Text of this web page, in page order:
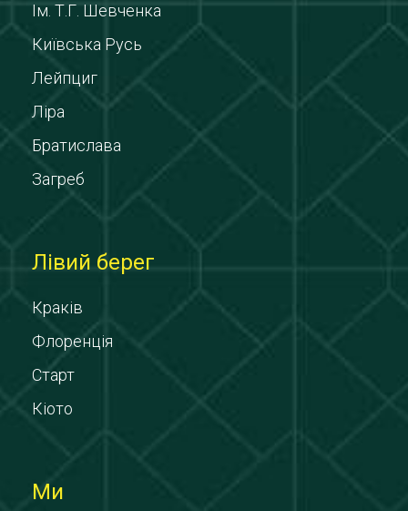
Ім. Т.Г. Шевченка
Київська Русь
Лейпциг
Ліра
Братислава
Загреб
Лівий берег
Краків
Флоренція
Старт
Кіото
Ми